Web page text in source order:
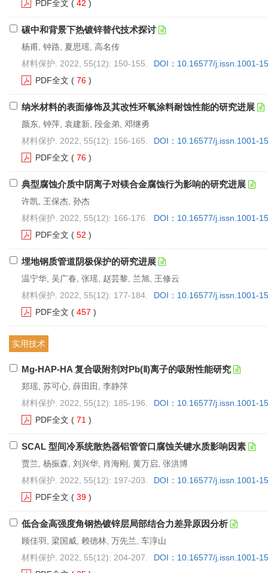
PDF全文 ( 42 )
碳中和背景下热镀锌替代技术探讨
杨甫, 钟路, 夏思瑶, 高名传
材料保护. 2022, 55(12): 150-155.
DOI：10.16577/j.issn.1001-
PDF全文 ( 76 )
纳米材料的表面修饰及其改性环氧涂料耐蚀性能的研究进展
颜东, 钟萍, 袁建新, 段金弟, 邓继勇
材料保护. 2022, 55(12): 156-165.
DOI：10.16577/j.issn.1001-
PDF全文 ( 76 )
典型腐蚀介质中阴离子对镁合金腐蚀行为影响的研究进展
许凯, 王保杰, 孙杰
材料保护. 2022, 55(12): 166-176.
DOI：10.16577/j.issn.1001-
PDF全文 ( 52 )
埋地钢质管道阴极保护的研究进展
温宁华, 吴广春, 张瑶, 赵芸黎, 兰旭, 王修云
材料保护. 2022, 55(12): 177-184.
DOI：10.16577/j.issn.1001-
PDF全文 ( 457 )
实用技术
Mg-HAP-HA 复合吸附剂对Pb(Ⅱ)离子的吸附性能研究
郑瑶, 苏可心, 薛田田, 李静萍
材料保护. 2022, 55(12): 185-196.
DOI：10.16577/j.issn.1001-
PDF全文 ( 71 )
SCAL 型间冷系统散热器铝管管口腐蚀关键水质影响因素
贾兰, 杨振森, 刘兴华, 肖海刚, 黄万启, 张洪博
材料保护. 2022, 55(12): 197-203.
DOI：10.16577/j.issn.1001-
PDF全文 ( 39 )
低合金高强度角钢热镀锌层局部结合力差异原因分析
顾佳羽, 梁国威, 赖德林, 万先兰, 车淳山
材料保护. 2022, 55(12): 204-207.
DOI：10.16577/j.issn.1001-